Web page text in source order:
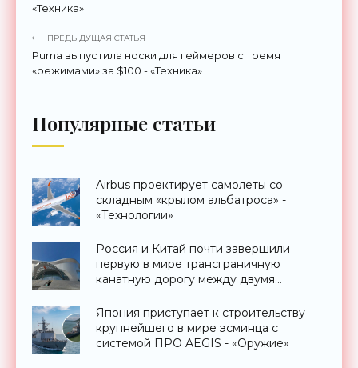
«Техника»
ПРЕДЫДУЩАЯ СТАТЬЯ
Puma выпустила носки для геймеров с тремя
«режимами» за $100 - «Техника»
Популярные статьи
Airbus проектирует самолеты со
складным «крылом альбатроса» -
«Технологии»
Россия и Китай почти завершили
первую в мире трансграничную
канатную дорогу между двумя
Япония приступает к строительству
крупнейшего в мире эсминца с
системой ПРО AEGIS - «Оружие»